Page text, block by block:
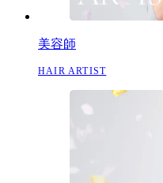
美容師
HAIR ARTIST